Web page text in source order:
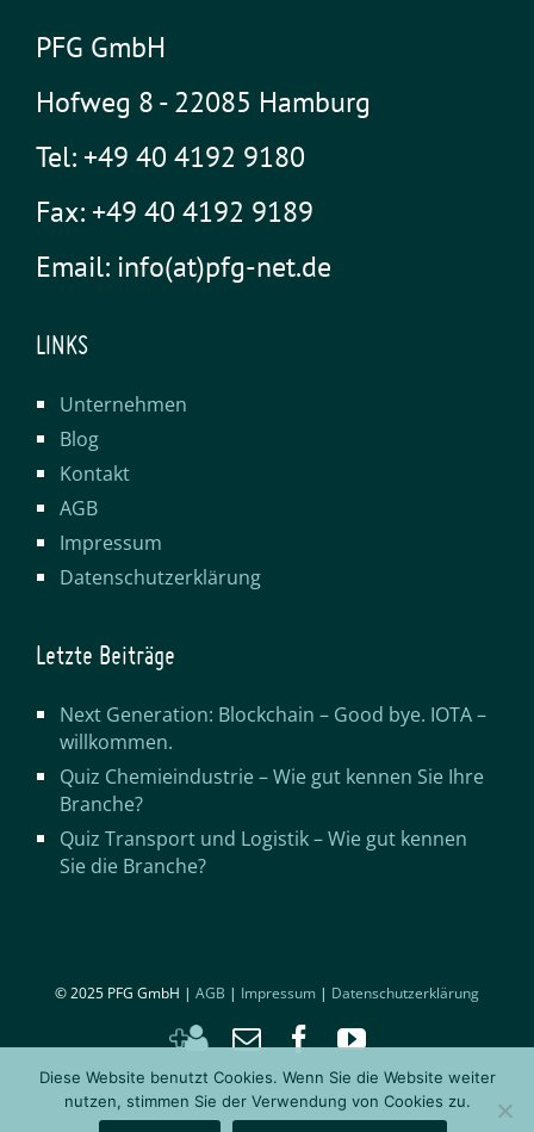
PFG GmbH
Hofweg 8 - 22085 Hamburg
Tel: +49 40 4192 9180
Fax: +49 40 4192 9189
Email: info(at)pfg-net.de
LINKS
Unternehmen
Blog
Kontakt
AGB
Impressum
Datenschutzerklärung
Letzte Beiträge
Next Generation: Blockchain – Good bye. IOTA –
willkommen.
Quiz Chemieindustrie – Wie gut kennen Sie Ihre
Branche?
Quiz Transport und Logistik – Wie gut kennen
Sie die Branche?
© 2025 PFG GmbH | AGB | Impressum | Datenschutzerklärung
Kontakt
hinzufügen
Email Facebook
YouTube
Diese Website benutzt Cookies. Wenn Sie die Website weiter
nutzen, stimmen Sie der Verwendung von Cookies zu.